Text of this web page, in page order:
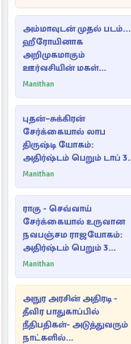
அம்மாவுடன் முதல் படம்...
ஹீரோயினாக
அறிமுகமாகும்
ஊர்வசியின் மகள்
தேஜலட்சுமி!
Manithan
புதன்–சுக்கிரன்
சேர்க்கையால் லாப
திருஷ்டி யோகம்:
அதிர்ஷ்டம் பெறும் டாப் 3
ராசிகள்!
Manithan
ராகு - செவ்வாய்
சேர்க்கையால் உருவான
நவபஞ்சம ராஜயோகம்:
அதிர்ஷ்டம் பெறும் 3
ராசிகள்!
Manithan
அநுர அரசின் அதிரடி -
தீவிர பாதுகாப்பில்
நீதிபதிகள்- அடுத்துவரும்
நாட்களில்